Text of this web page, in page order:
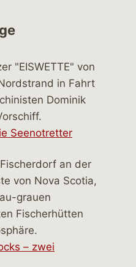
Seenotretter
– zwei